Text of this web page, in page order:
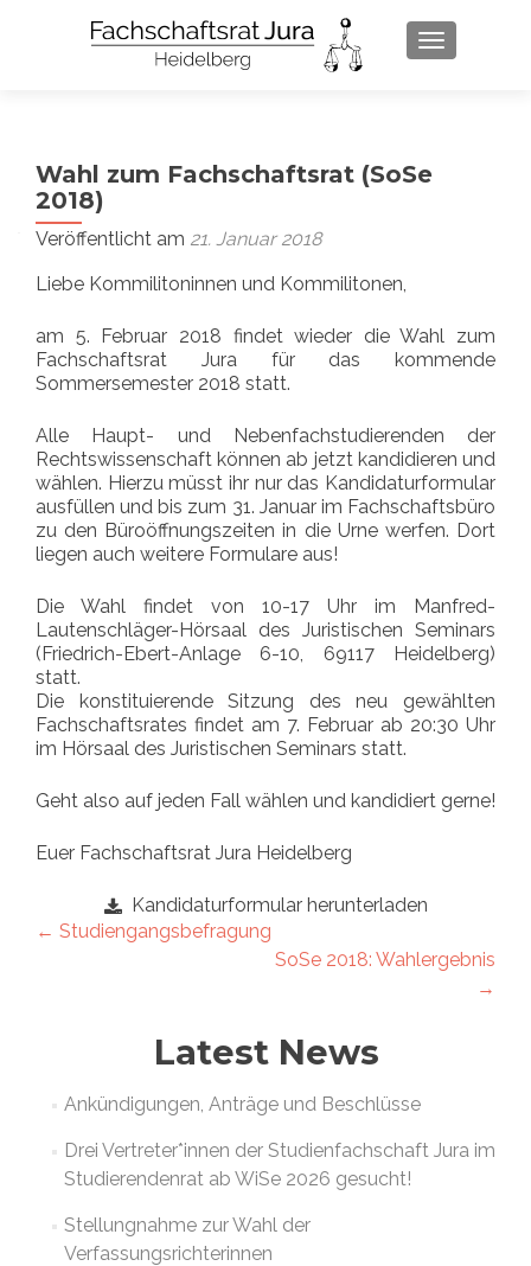
SCHALTE
Wahl zum Fachschaftsrat (SoSe
2018)
Veröffentlicht am 21. Januar 2018
Liebe Kommilitoninnen und Kommilitonen,
am 5. Februar 2018 findet wieder die Wahl zum
Fachschaftsrat Jura für das kommende
Sommersemester 2018 statt.
Alle Haupt- und Nebenfachstudierenden der
Rechtswissenschaft können ab jetzt kandidieren und
wählen. Hierzu müsst ihr nur das Kandidaturformular
ausfüllen und bis zum 31. Januar im Fachschaftsbüro
zu den Büroöffnungszeiten in die Urne werfen. Dort
liegen auch weitere Formulare aus!
Die Wahl findet von 10-17 Uhr im Manfred-
Lautenschläger-Hörsaal des Juristischen Seminars
(Friedrich-Ebert-Anlage 6-10, 69117 Heidelberg)
statt.
Die konstituierende Sitzung des neu gewählten
Fachschaftsrates findet am 7. Februar ab 20:30 Uhr
im Hörsaal des Juristischen Seminars statt.
Geht also auf jeden Fall wählen und kandidiert gerne!
Euer Fachschaftsrat Jura Heidelberg
Kandidaturformular herunterladen
Artikel-
← Studiengangsbefragung
SoSe 2018: Wahlergebnis
→
Latest News
Ankündigungen, Anträge und Beschlüsse
Drei Vertreter*innen der Studienfachschaft Jura im
Studierendenrat ab WiSe 2026 gesucht!
Stellungnahme zur Wahl der
Verfassungsrichterinnen